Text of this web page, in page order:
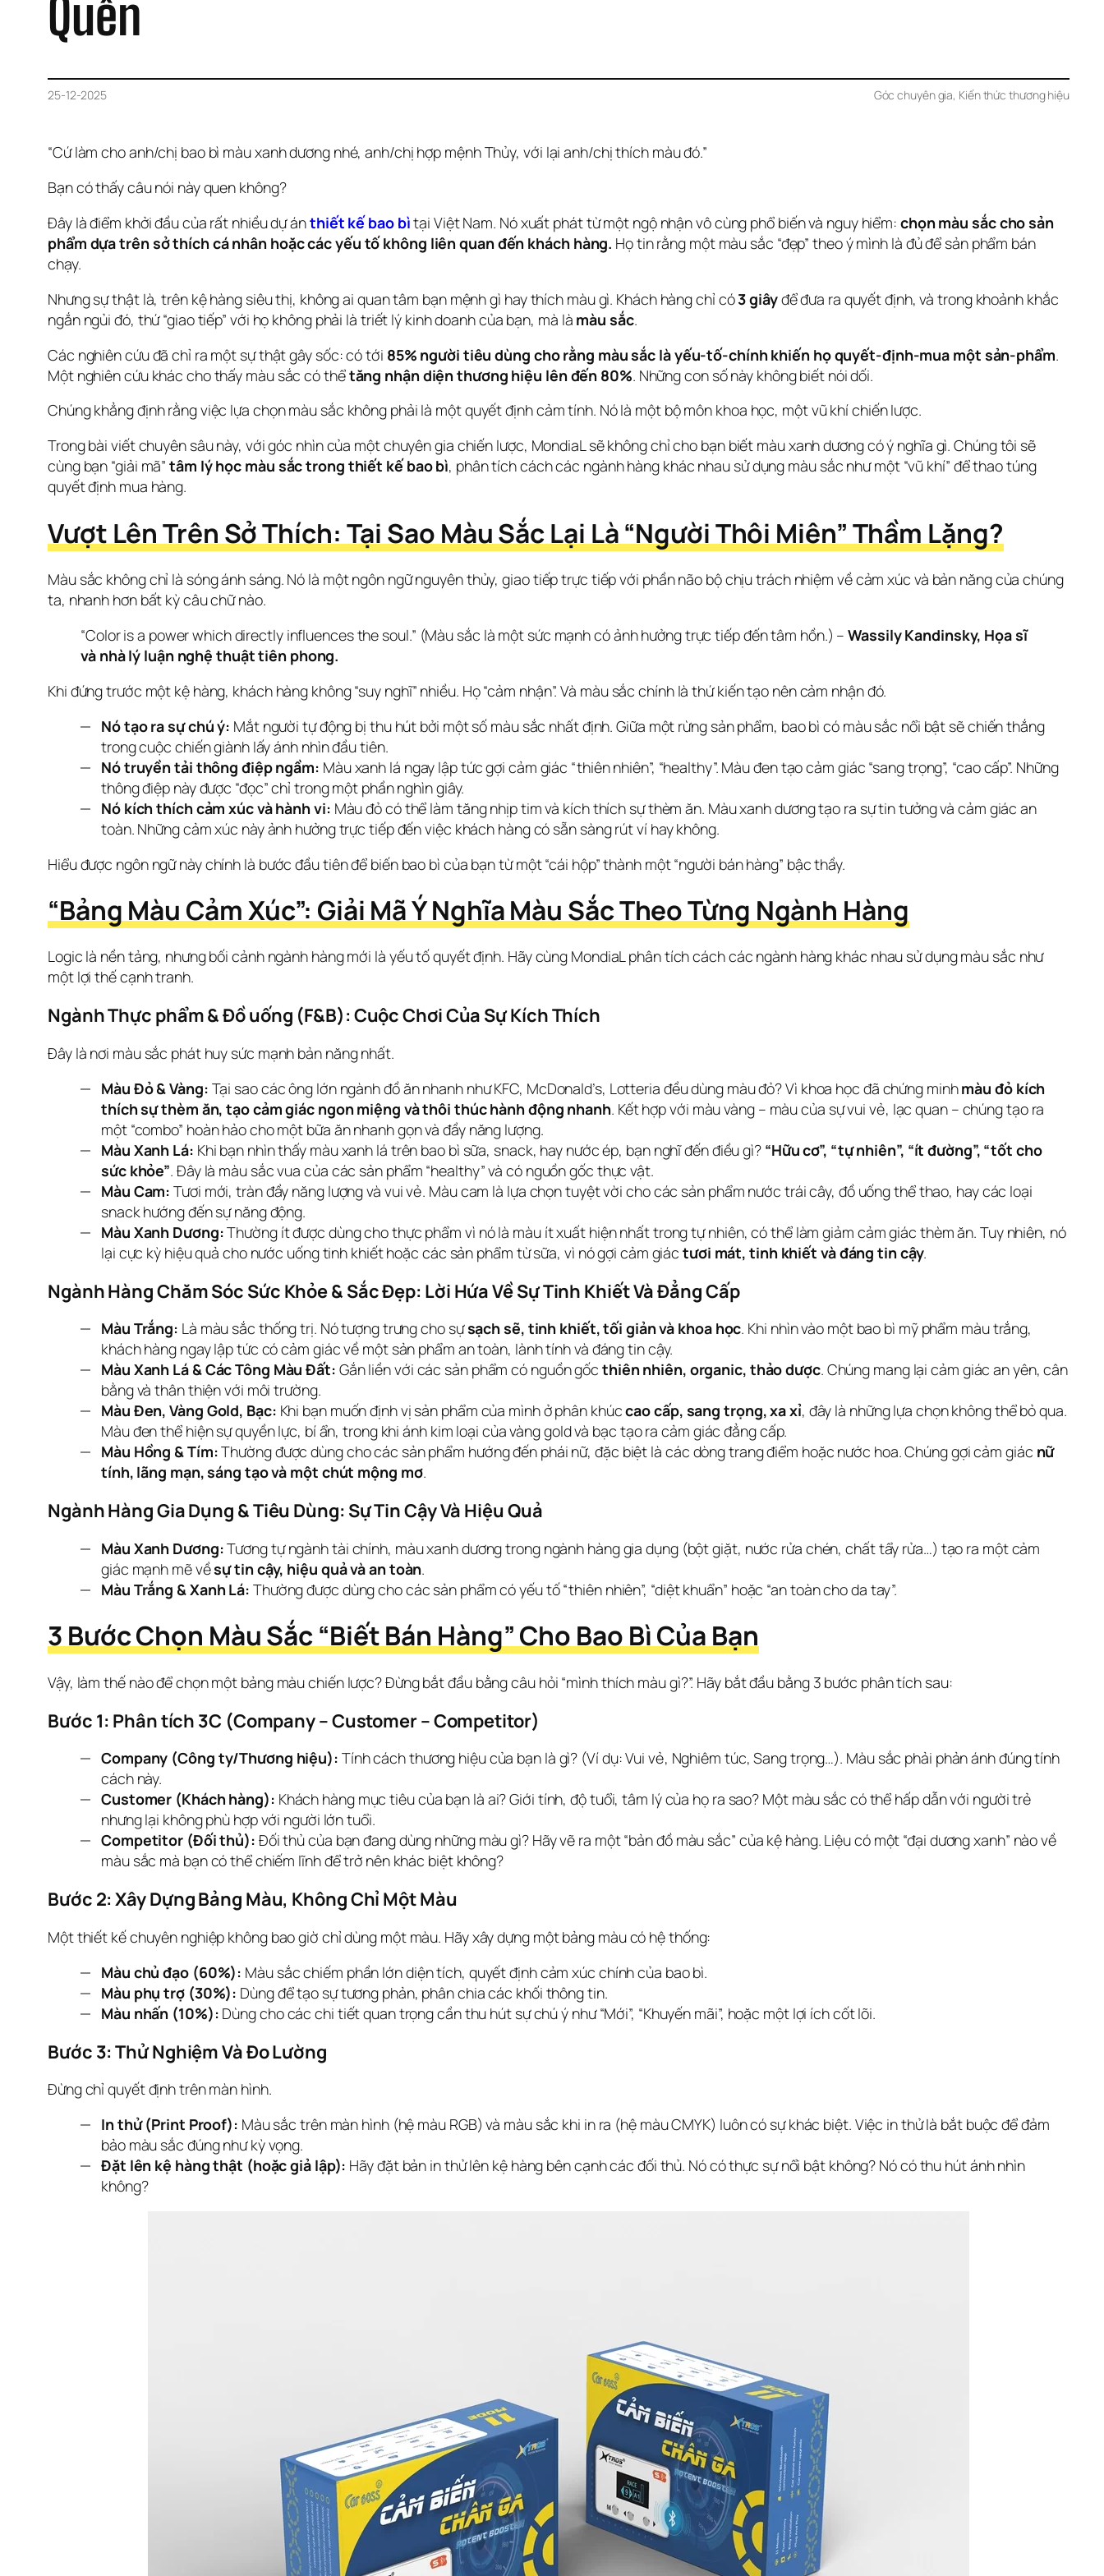
Quên
25-12-2025 Góc chuyên gia, Kiến thức thương hiệu
“Cứ làm cho anh/chị bao bì màu xanh dương nhé, anh/chị hợp mệnh Thủy, với lại anh/chị thích màu đó.”
Bạn có thấy câu nói này quen không?
Đây là điểm khởi đầu của rất nhiều dự án thiết kế bao bìtại Việt Nam. Nó xuất phát từ một ngộ nhận vô cùng phổ biến và nguy hiểm: chọn màu sắc cho sản
phẩm dựa trên sở thích cá nhân hoặc các yếu tố không liên quan đến khách hàng. Họ tin rằng một màu sắc “đẹp” theo ý mình là đủ để sản phẩm bán
chạy.
Nhưng sự thật là, trên kệ hàng siêu thị, không ai quan tâm bạn mệnh gì hay thích màu gì. Khách hàng chỉ có 3 giây để đưa ra quyết định, và trong khoảnh khắc
ngắn ngủi đó, thứ “giao tiếp” với họ không phải là triết lý kinh doanh của bạn, mà là màu sắc.
Các nghiên cứu đã chỉ ra một sự thật gây sốc: có tới 85% người tiêu dùng cho rằng màu sắc là yếu-tố-chính khiến họ quyết-định-mua một sản-phẩm.
Một nghiên cứu khác cho thấy màu sắc có thể tăng nhận diện thương hiệu lên đến 80%. Những con số này không biết nói dối.
Chúng khẳng định rằng việc lựa chọn màu sắc không phải là một quyết định cảm tính. Nó là một bộ môn khoa học, một vũ khí chiến lược.
Trong bài viết chuyên sâu này, với góc nhìn của một chuyên gia chiến lược, MondiaL sẽ không chỉ cho bạn biết màu xanh dương có ý nghĩa gì. Chúng tôi sẽ
cùng bạn “giải mã” tâm lý học màu sắc trong thiết kế bao bì, phân tích cách các ngành hàng khác nhau sử dụng màu sắc như một “vũ khí” để thao túng
quyết định mua hàng.
Vượt Lên Trên Sở Thích: Tại Sao Màu Sắc Lại Là “Người Thôi Miên” Thầm Lặng?
Màu sắc không chỉ là sóng ánh sáng. Nó là một ngôn ngữ nguyên thủy, giao tiếp trực tiếp với phần não bộ chịu trách nhiệm về cảm xúc và bản năng của chúng
ta, nhanh hơn bất kỳ câu chữ nào.
“Color is a power which directly influences the soul.” (Màu sắc là một sức mạnh có ảnh hưởng trực tiếp đến tâm hồn.) – Wassily Kandinsky, Họa sĩ
và nhà lý luận nghệ thuật tiên phong.
Khi đứng trước một kệ hàng, khách hàng không “suy nghĩ” nhiều. Họ “cảm nhận”. Và màu sắc chính là thứ kiến tạo nên cảm nhận đó.
Nó tạo ra sự chú ý: Mắt người tự động bị thu hút bởi một số màu sắc nhất định. Giữa một rừng sản phẩm, bao bì có màu sắc nổi bật sẽ chiến thắng
trong cuộc chiến giành lấy ánh nhìn đầu tiên.
Nó truyền tải thông điệp ngầm: Màu xanh lá ngay lập tức gợi cảm giác “thiên nhiên”, “healthy”. Màu đen tạo cảm giác “sang trọng”, “cao cấp”. Những
thông điệp này được “đọc” chỉ trong một phần nghìn giây.
Nó kích thích cảm xúc và hành vi: Màu đỏ có thể làm tăng nhịp tim và kích thích sự thèm ăn. Màu xanh dương tạo ra sự tin tưởng và cảm giác an
toàn. Những cảm xúc này ảnh hưởng trực tiếp đến việc khách hàng có sẵn sàng rút ví hay không.
Hiểu được ngôn ngữ này chính là bước đầu tiên để biến bao bì của bạn từ một “cái hộp” thành một “người bán hàng” bậc thầy.
“Bảng Màu Cảm Xúc”: Giải Mã Ý Nghĩa Màu Sắc Theo Từng Ngành Hàng
Logic là nền tảng, nhưng bối cảnh ngành hàng mới là yếu tố quyết định. Hãy cùng MondiaL phân tích cách các ngành hàng khác nhau sử dụng màu sắc như
một lợi thế cạnh tranh.
Ngành Thực phẩm & Đồ uống (F&B): Cuộc Chơi Của Sự Kích Thích
Đây là nơi màu sắc phát huy sức mạnh bản năng nhất.
Màu Đỏ & Vàng: Tại sao các ông lớn ngành đồ ăn nhanh như KFC, McDonald’s, Lotteria đều dùng màu đỏ? Vì khoa học đã chứng minhmàu đỏ kích
thích sự thèm ăn, tạo cảm giác ngon miệng và thôi thúc hành động nhanh. Kết hợp với màu vàng – màu của sự vui vẻ, lạc quan – chúng tạo ra
một “combo” hoàn hảo cho một bữa ăn nhanh gọn và đầy năng lượng.
Màu Xanh Lá: Khi bạn nhìn thấy màu xanh lá trên bao bì sữa, snack, hay nước ép, bạn nghĩ đến điều gì? “Hữu cơ”, “tự nhiên”, “ít đường”, “tốt cho
sức khỏe”. Đây là màu sắc vua của các sản phẩm “healthy” và có nguồn gốc thực vật.
Màu Cam: Tươi mới, tràn đầy năng lượng và vui vẻ. Màu cam là lựa chọn tuyệt vời cho các sản phẩm nước trái cây, đồ uống thể thao, hay các loại
snack hướng đến sự năng động.
Màu Xanh Dương:Thường ít được dùng cho thực phẩm vì nó là màu ít xuất hiện nhất trong tự nhiên, có thể làm giảm cảm giác thèm ăn. Tuy nhiên, nó
lại cực kỳ hiệu quả cho nước uống tinh khiết hoặc các sản phẩm từ sữa, vì nó gợi cảm giáctươi mát, tinh khiết và đáng tin cậy.
Ngành Hàng Chăm Sóc Sức Khỏe & Sắc Đẹp: Lời Hứa Về Sự Tinh Khiết Và Đẳng Cấp
Màu Trắng: Là màu sắc thống trị. Nó tượng trưng cho sựsạch sẽ, tinh khiết, tối giản và khoa học. Khi nhìn vào một bao bì mỹ phẩm màu trắng,
khách hàng ngay lập tức có cảm giác về một sản phẩm an toàn, lành tính và đáng tin cậy.
Màu Xanh Lá & Các Tông Màu Đất: Gắn liền với các sản phẩm có nguồn gốc thiên nhiên, organic, thảo dược. Chúng mang lại cảm giác an yên, cân
bằng và thân thiện với môi trường.
Màu Đen, Vàng Gold, Bạc: Khi bạn muốn định vị sản phẩm của mình ở phân khúccao cấp, sang trọng, xa xỉ, đây là những lựa chọn không thể bỏ qua.
Màu đen thể hiện sự quyền lực, bí ẩn, trong khi ánh kim loại của vàng gold và bạc tạo ra cảm giác đẳng cấp.
Màu Hồng & Tím:Thường được dùng cho các sản phẩm hướng đến phái nữ, đặc biệt là các dòng trang điểm hoặc nước hoa. Chúng gợi cảm giác nữ
tính, lãng mạn, sáng tạo và một chút mộng mơ.
Ngành Hàng Gia Dụng & Tiêu Dùng: Sự Tin Cậy Và Hiệu Quả
Màu Xanh Dương:Tương tự ngành tài chính, màu xanh dương trong ngành hàng gia dụng (bột giặt, nước rửa chén, chất tẩy rửa…) tạo ra một cảm
giác mạnh mẽ vềsự tin cậy, hiệu quả và an toàn.
Màu Trắng & Xanh Lá: Thường được dùng cho các sản phẩm có yếu tố “thiên nhiên”, “diệt khuẩn” hoặc “an toàn cho da tay”.
3 Bước Chọn Màu Sắc “Biết Bán Hàng” Cho Bao Bì Của Bạn
Vậy, làm thế nào để chọn một bảng màu chiến lược? Đừng bắt đầu bằng câu hỏi “mình thích màu gì?”. Hãy bắt đầu bằng 3 bước phân tích sau:
Bước 1: Phân tích 3C (Company – Customer – Competitor)
Company (Công ty/Thương hiệu): Tính cách thương hiệu của bạn là gì? (Ví dụ: Vui vẻ, Nghiêm túc, Sang trọng…). Màu sắc phải phản ánh đúng tính
cách này.
Customer (Khách hàng): Khách hàng mục tiêu của bạn là ai? Giới tính, độ tuổi, tâm lý của họ ra sao? Một màu sắc có thể hấp dẫn với người trẻ
nhưng lại không phù hợp với người lớn tuổi.
Competitor (Đối thủ): Đối thủ của bạn đang dùng những màu gì? Hãy vẽ ra một “bản đồ màu sắc” của kệ hàng. Liệu có một “đại dương xanh” nào về
màu sắc mà bạn có thể chiếm lĩnh để trở nên khác biệt không?
Bước 2: Xây Dựng Bảng Màu, Không Chỉ Một Màu
Một thiết kế chuyên nghiệp không bao giờ chỉ dùng một màu. Hãy xây dựng một bảng màu có hệ thống:
Màu chủ đạo (60%): Màu sắc chiếm phần lớn diện tích, quyết định cảm xúc chính của bao bì.
Màu phụ trợ (30%): Dùng để tạo sự tương phản, phân chia các khối thông tin.
Màu nhấn (10%): Dùng cho các chi tiết quan trọng cần thu hút sự chú ý như “Mới”, “Khuyến mãi”, hoặc một lợi ích cốt lõi.
Bước 3: Thử Nghiệm Và Đo Lường
Đừng chỉ quyết định trên màn hình.
In thử (Print Proof): Màu sắc trên màn hình (hệ màu RGB) và màu sắc khi in ra (hệ màu CMYK) luôn có sự khác biệt. Việc in thử là bắt buộc để đảm
bảo màu sắc đúng như kỳ vọng.
Đặt lên kệ hàng thật (hoặc giả lập): Hãy đặt bản in thử lên kệ hàng bên cạnh các đối thủ. Nó có thực sự nổi bật không? Nó có thu hút ánh nhìn
không?